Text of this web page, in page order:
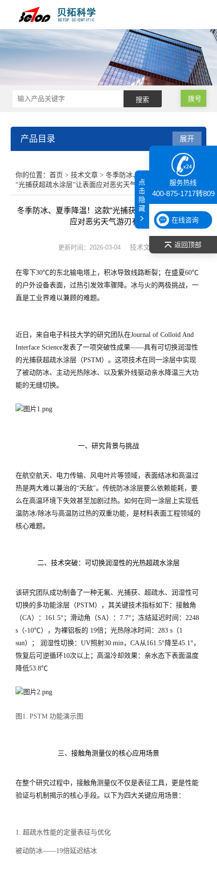
拨号
产品目录
纳米粒度仪
膜厚仪
拉曼光谱仪
差示/热重/差热/热分析
扫描探针显微镜/原子力
激光粒度仪、纳米粒度仪
扫描电镜（SEM）
电化学工作站
X荧光光谱XRF能量色散型
等离子清洗机
代理产品
光学显微镜
力学测试仪
表面/界面性能测定仪
展开
你的位置：首页 >技术文章 > 冬季防冰、夏季降温！这款
“光捕获超疏水涂层”让表面应对恶劣天气游刃有余
冬季防冰、夏季降温！这款“光捕获超疏水涂层”让表面
应对恶劣天气游刃有余
更新时间：2026-03-04 技术文章
在零下30℃的东北输电塔上，积冰导致线路断裂；在盛夏60℃
的户外设备表面，过热引发效率骤降。冰与火的两极挑战，一
直是工业界难以兼顾的难题。
近日，来自电子科技大学的研究团队在Journal of Colloid And
Interface Science发表了一项突破性成果——具有可切换润湿性
的光捕获超疏水涂层（PSTM）。这项技术在同一涂层中实现
了被动防冰、主动光热除冰、以及紫外线驱动亲水降温三大功
能的无缝切换。
一、研究背景与挑战
在航空航天、电力传输、风电叶片等领域，表面结冰和高温过
热是两大难以兼治的“天敌"。传统防冰涂层要么依赖能耗，要
么在高温环境下失效甚至加剧过热。如何在同一涂层上实现低
温防冰/除冰与高温防过热的双重功能，是材料表面工程领域的
核心难题。
二、技术突破：可切换润湿性的光热超疏水涂层
该研究团队成功制备了一种无氟、光捕获、超疏水、润湿性可
切换的多功能涂层（PSTM），其关键技术指标如下：接触角
（CA）：161.5°；滑动角（SA）：7.7°；冻结延迟时间：2248
s（-10℃），为裸铝板的 19倍；光热除冰时间：283 s（1
sun）； 润湿性切换：UV照射30 min，CA从161.5°降至45.1°，
恢复后可逆循环10次以上；高温冷却效果：亲水态下表面温度
降低53.8℃
图1. PSTM 功能演示图
三、接触角测量仪的核心应用场景
在整个研究过程中，接触角测量仪不仅是表征工具，更是性能
验证与机制揭示的核心手段。以下为四大关键应用场景：
1. 超疏水性能的定量表征与优化
被动防冰——19倍延迟结冰
服务热线
400-875-1717转809
在线咨询
返回顶部
点
击
隐
藏